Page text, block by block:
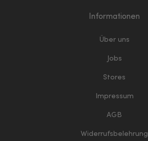
Informationen
Über uns
Jobs
Stores
Impressum
AGB
Widerrufsbelehrung